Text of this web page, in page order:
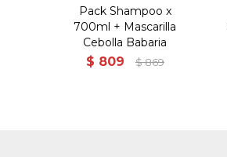
Pack Shampoo x
700ml + Mascarilla
Cebolla Babaria
$ 809 $ 869